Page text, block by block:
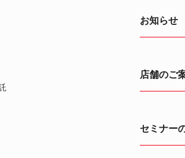
お知らせ
店舗のご
セミナー